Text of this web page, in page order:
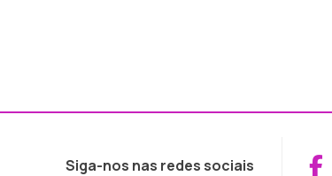
Siga-nos nas redes sociais